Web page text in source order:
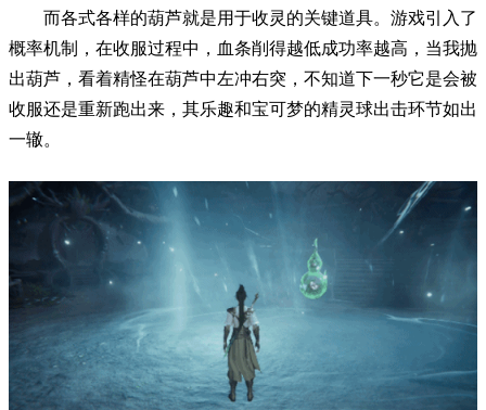
而各式各样的葫芦就是用于收灵的关键道具。游戏引入了
概率机制，在收服过程中，血条削得越低成功率越高，当我抛
出葫芦，看着精怪在葫芦中左冲右突，不知道下一秒它是会被
收服还是重新跑出来，其乐趣和宝可梦的精灵球出击环节如出
一辙。